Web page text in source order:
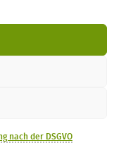
nach der DSGVO
vermerkt – lizenziert
Weitergabe unter
.
Wissenschaftsdidaktik